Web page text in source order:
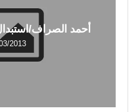
أحمد الصراف/
2013